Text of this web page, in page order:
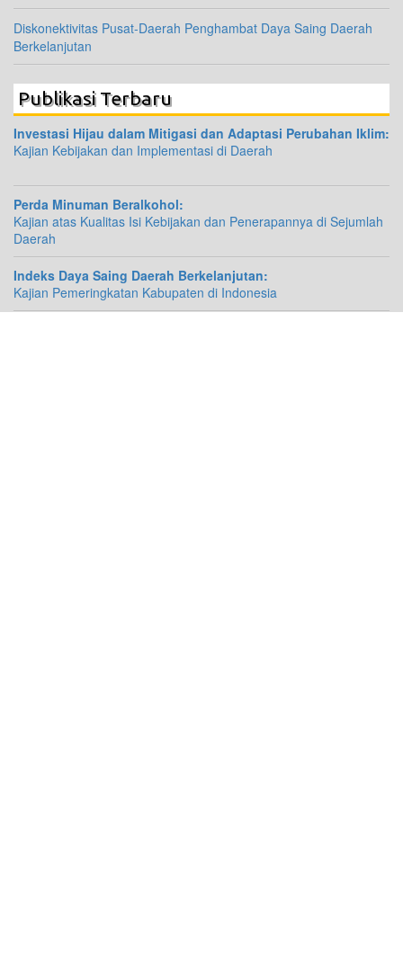
Diskonektivitas Pusat-Daerah Penghambat Daya Saing Daerah
Berkelanjutan
Publikasi Terbaru
Investasi Hijau dalam Mitigasi dan Adaptasi Perubahan Iklim:
Kajian Kebijakan dan Implementasi di Daerah
Perda Minuman Beralkohol:
Kajian atas Kualitas Isi Kebijakan dan Penerapannya di Sejumlah
Daerah
Indeks Daya Saing Daerah Berkelanjutan:
Kajian Pemeringkatan Kabupaten di Indonesia